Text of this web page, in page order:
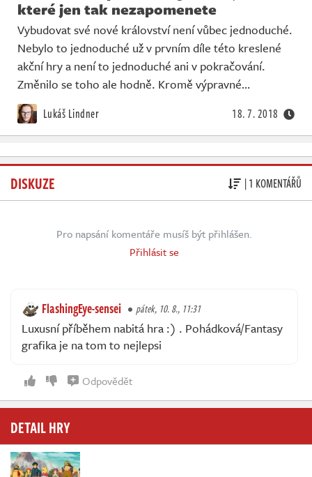
které jen tak nezapomenete
Vybudovat své nové království není vůbec jednoduché.
Nebylo to jednoduché už v prvním díle této kreslené
akční hry a není to jednoduché ani v pokračování.
Změnilo se toho ale hodně. Kromě výpravné…
Lukáš Lindner 18. 7. 2018
DISKUZE | 1 KOMENTÁŘŮ
Pro napsání komentáře musíš být přihlášen.
Přihlásit se
FlashingEye-sensei pátek, 10. 8., 11:31
Luxusní příběhem nabitá hra :) . Pohádková/Fantasy
grafika je na tom to nejlepsi
Odpovědět
DETAIL HRY